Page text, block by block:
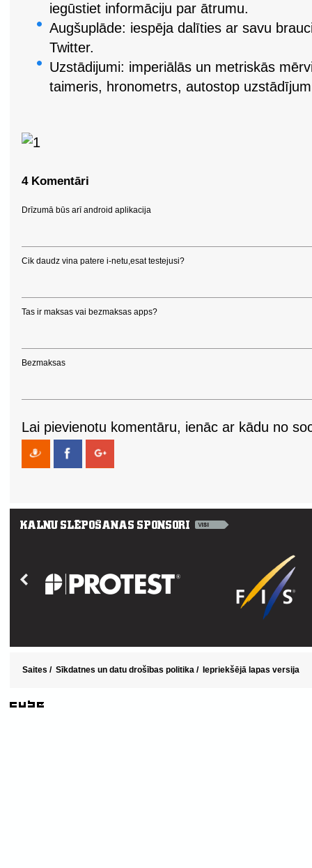
iegūstiet informāciju par ātrumu.
Augšuplāde: iespēja dalīties ar savu
Twitter.
Uzstādijumi: imperiālās un metriskās
taimeris, hronometrs, autostop
4 Komentāri
Drīzumā būs arī android aplikacija
Cik daudz vina patere i-netu,esat testejusi?
Tas ir maksas vai bezmaksas apps?
Bezmaksas
Lai pievienotu komentāru, ienāc ar kādu no
Saites / Sīkdatnes un datu drošības politika / Iepriekšējā lapas versija